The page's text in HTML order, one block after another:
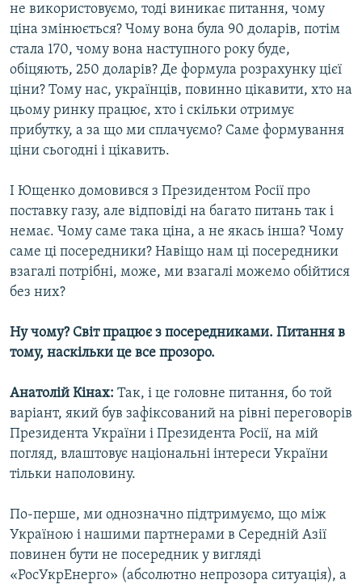
не використовуємо, тоді виникає питання, чому
ціна змінюється? Чому вона була 90 доларів, потім
стала 170, чому вона наступного року буде,
обіцяють, 250 доларів? Де формула розрахунку цієї
ціни? Тому нас, українців, повинно цікавити, хто на
цьому ринку працює, хто і скільки отримує
прибутку, а за що ми сплачуємо? Саме формування
ціни сьогодні і цікавить.
І Ющенко домовився з Президентом Росії про
поставку газу, але відповіді на багато питань так і
немає. Чому саме така ціна, а не якась інша? Чому
саме ці посередники? Навіщо нам ці посередники
взагалі потрібні, може, ми взагалі можемо обійтися
без них?
Ну чому? Світ працює з посередниками. Питання в
тому, наскільки це все прозоро.
Анатолій Кінах: Так, і це головне питання, бо той
варіант, який був зафіксований на рівні переговорів
Президента України і Президента Росії, на мій
погляд, влаштовує національні інтереси України
тільки наполовину.
По-перше, ми однозначно підтримуємо, що між
Україною і нашими партнерами в Середній Азії
повинен бути не посередник у вигляді
«РосУкрЕнерго» (абсолютно непрозора ситуація), а